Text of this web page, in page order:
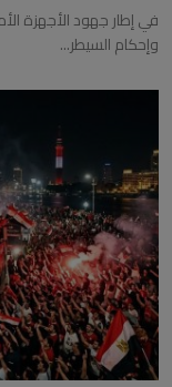
في إطار جهود الأجهزة
وإحكام السيطر...